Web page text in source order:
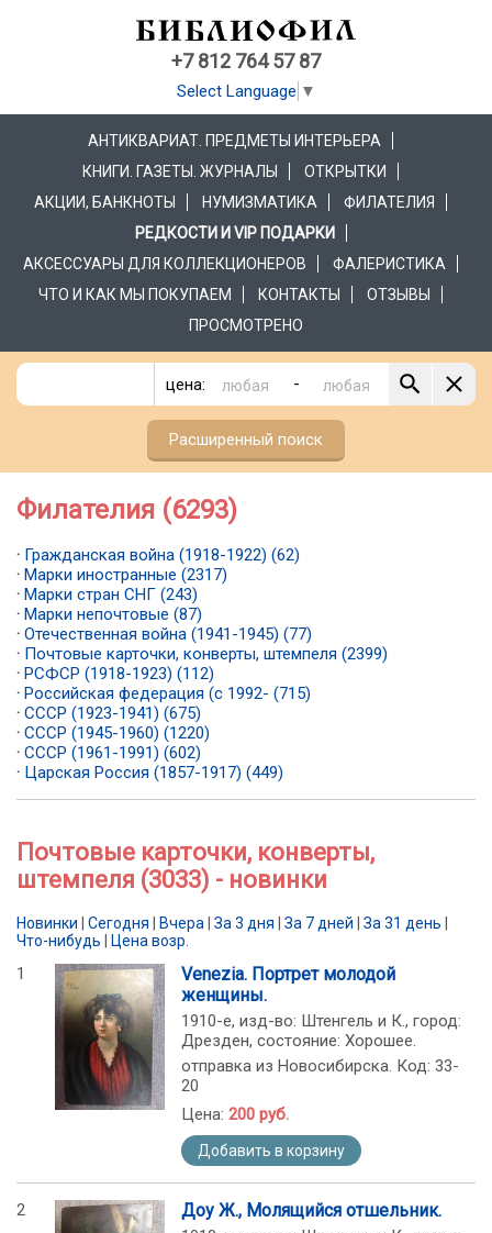
+7 812 764 57 87
Select Language ▼
АНТИКВАРИАТ. ПРЕДМЕТЫ ИНТЕРЬЕРА
КНИГИ. ГАЗЕТЫ. ЖУРНАЛЫ
ОТКРЫТКИ
АКЦИИ, БАНКНОТЫ
НУМИЗМАТИКА
ФИЛАТЕЛИЯ
РЕДКОСТИ И VIP ПОДАРКИ
АКСЕССУАРЫ ДЛЯ КОЛЛЕКЦИОНЕРОВ
ФАЛЕРИСТИКА
ЧТО И КАК МЫ ПОКУПАЕМ
КОНТАКТЫ
ОТЗЫВЫ
ПРОСМОТРЕНО
цена: -
Расширенный поиск
Почтовые карточки, конверты,
штемпеля (3033) - новинки
Новинки Сегодня Вчера За 3 дня За 7 дней За 31 день
Что-нибудь
Цена возр.
1
Venezia. Портрет молодой
женщины.
1910-е, изд-во: Штенгель и К., город:
Дрезден, состояние: Хорошее.
отправка из Новосибирска. Код: 33-
20
Цена: 200 руб.
Добавить в корзину
2 Доу Ж., Молящийся отшельник.
Филателия (6293)
· Гражданская война (1918-1922) (62)
· Марки иностранные (2317)
· Марки стран СНГ (243)
· Марки непочтовые (87)
· Отечественная война (1941-1945) (77)
· Почтовые карточки, конверты, штемпеля (2399)
· РСФСР (1918-1923) (112)
· Российская федерация (с 1992- (715)
· СССР (1923-1941) (675)
· СССР (1945-1960) (1220)
· СССР (1961-1991) (602)
· Царская Россия (1857-1917) (449)